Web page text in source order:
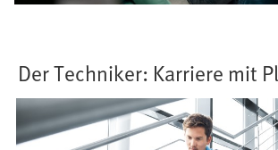
Der Techniker: Karriere mit